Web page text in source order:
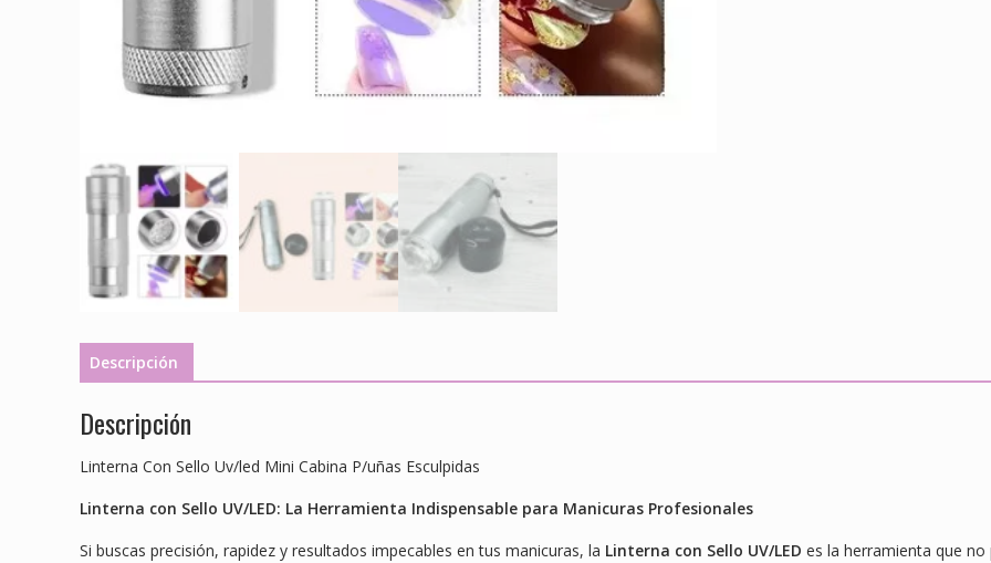
Descripción
Descripción
Linterna Con Sello Uv/led Mini Cabina P/uñas Esculpidas
Linterna con Sello UV/LED: La Herramienta Indispensable para Manicuras Profesionales
Si buscas precisión, rapidez y resultados impecables en tus manicuras, la Linterna con Sello UV/LED es la herramienta que